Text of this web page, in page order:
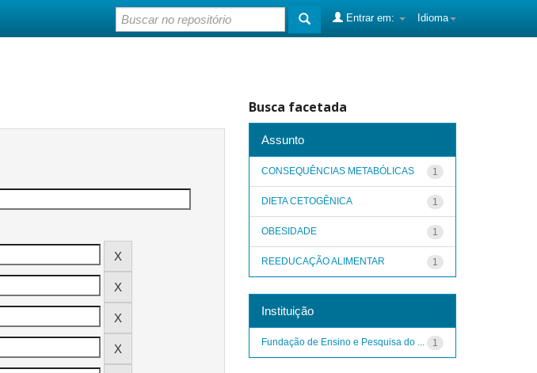
Idioma
Entrar em:
Busca facetada
Assunto
1
CONSEQUÊNCIAS METABÓLICAS
1
DIETA CETOGÊNICA
1
OBESIDADE
1
REEDUCAÇÃO ALIMENTAR
Instituição
1
Fundação de Ensino e Pesquisa do ...